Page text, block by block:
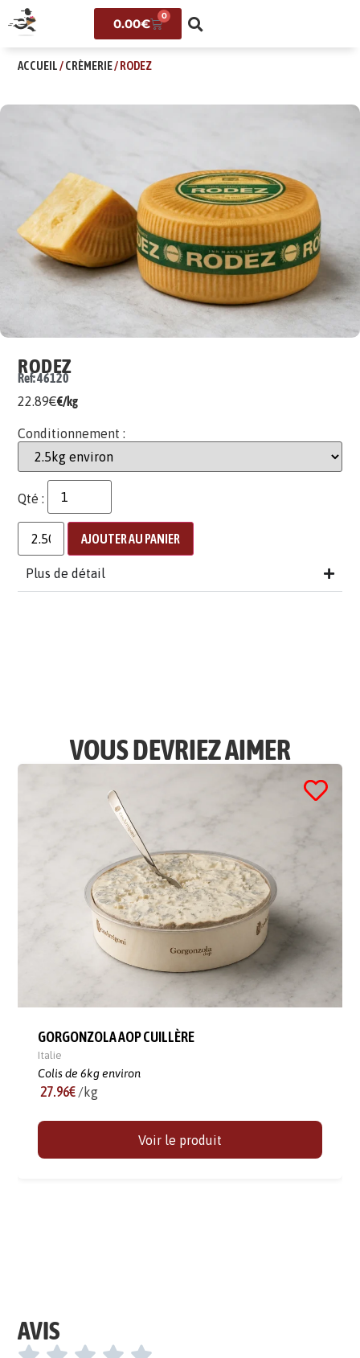
0.00€
0
ACCUEIL/CRÈMERIE/ RODEZ
RODEZ
Ref: 46120
22.89€€/kg
Conditionnement :
Qté :
AJOUTER AU PANIER
Plus de détail
VOUS DEVRIEZ AIMER
GORGONZOLA AOP CUILLÈRE
Italie
Colis de 6kg environ
27.96€ /kg
Voir le produit
AVIS